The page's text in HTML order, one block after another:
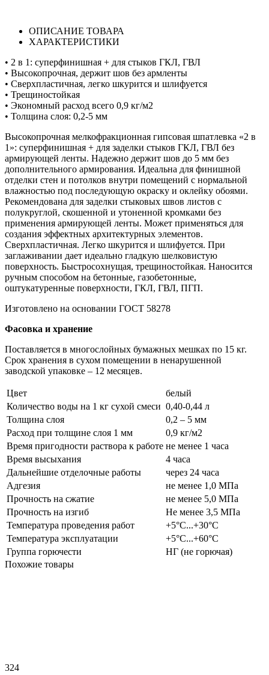
ОПИСАНИЕ ТОВАРА
ХАРАКТЕРИСТИКИ
• 2 в 1: суперфинишная + для стыков ГКЛ, ГВЛ
• Высокопрочная, держит шов без армленты
• Сверхпластичная, легко шкурится и шлифуется
• Трещиностойкая
• Экономный расход всего 0,9 кг/м2
• Толщина слоя: 0,2-5 мм
Высокопрочная мелкофракционная гипсовая шпатлевка «2 в
1»: суперфинишная + для заделки стыков ГКЛ, ГВЛ без
армирующей ленты. Надежно держит шов до 5 мм без
дополнительного армирования. Идеальна для финишной
отделки стен и потолков внутри помещений с нормальной
влажностью под последующую окраску и оклейку обоями.
Рекомендована для заделки стыковых швов листов с
полукруглой, скошенной и утоненной кромками без
применения армирующей ленты. Может применяться для
создания эффектных архитектурных элементов.
Сверхпластичная. Легко шкурится и шлифуется. При
заглаживании дает идеально гладкую шелковистую
поверхность. Быстросохнущая, трещиностойкая. Наносится
ручным способом на бетонные, газобетонные,
оштукатуренные поверхности, ГКЛ, ГВЛ, ПГП.
Изготовлено на основании ГОСТ 58278
Фасовка и хранение
Поставляется в многослойных бумажных мешках по 15 кг.
Срок хранения в сухом помещении в ненарушенной
заводской упаковке – 12 месяцев.
Цвет
белый
Количество воды на 1 кг сухой смеси 0,40-0,44 л
Толщина слоя
0,2 – 5 мм
Расход при толщине слоя 1 мм
0,9 кг/м2
Время пригодности раствора к работе не менее 1 часа
Время высыхания
4 часа
Дальнейшие отделочные работы
через 24 часа
Адгезия
не менее 1,0 МПа
Прочность на сжатие
не менее 5,0 МПа
Прочность на изгиб
Не менее 3,5 МПа
Температура проведения работ
+5°С...+30°С
Температура эксплуатации
+5°С...+60°С
Группа горючести
НГ (не горючая)
Похожие товары
324